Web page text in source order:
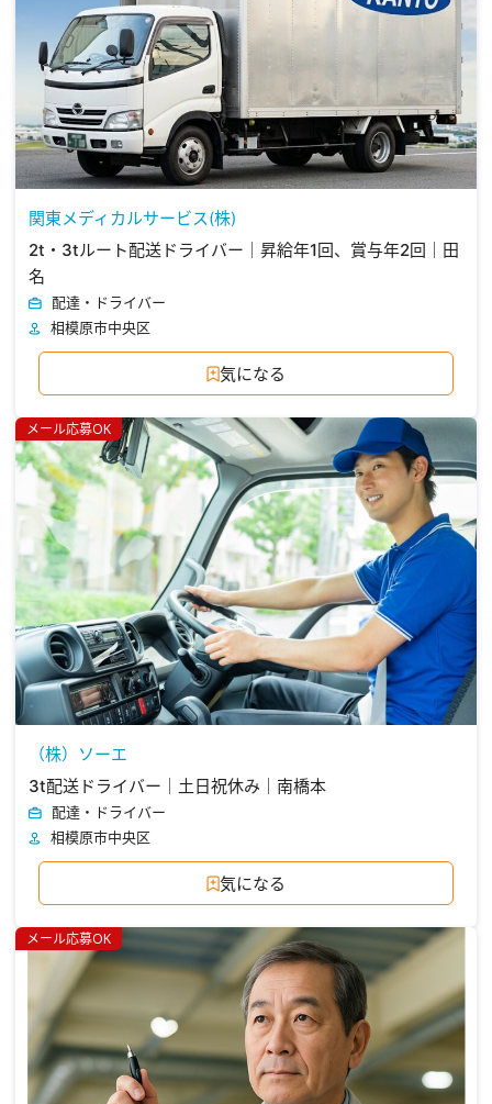
関東メディカルサービス(株)
2t・3tルート配送ドライバー｜昇給年1回、賞与年2回｜田
名
配達・ドライバー
相模原市中央区
気になる
メール応募OK
（株）ソーエ
3t配送ドライバー｜土日祝休み｜南橋本
配達・ドライバー
相模原市中央区
気になる
メール応募OK